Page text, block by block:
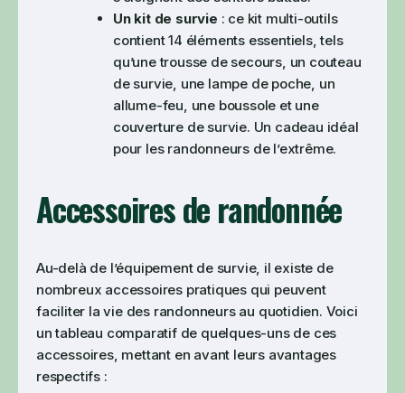
Un kit de survie : ce kit multi-outils
contient 14 éléments essentiels, tels
qu’une trousse de secours, un couteau
de survie, une lampe de poche, un
allume-feu, une boussole et une
couverture de survie. Un cadeau idéal
pour les randonneurs de l’extrême.
Accessoires de randonnée
Au-delà de l’équipement de survie, il existe de
nombreux accessoires pratiques qui peuvent
faciliter la vie des randonneurs au quotidien. Voici
un tableau comparatif de quelques-uns de ces
accessoires, mettant en avant leurs avantages
respectifs :